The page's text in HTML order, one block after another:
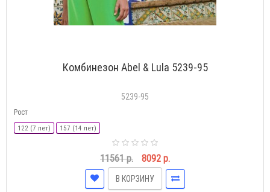
Комбинезон Abel & Lula 5239-95
5239-95
Рост
122 (7 лет) 157 (14 лет)
11561 р. 8092 р.
В КОРЗИНУ